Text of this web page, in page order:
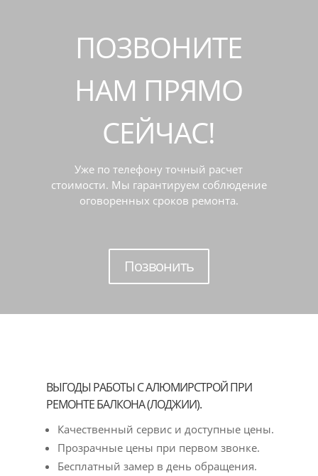
ПОЗВОНИТЕ
НАМ ПРЯМО
СЕЙЧАС!
Уже по телефону точный расчет
стоимости. Мы гарантируем соблюдение
оговоренных сроков ремонта.
Позвонить
ВЫГОДЫ РАБОТЫ С АЛЮМИРСТРОЙ ПРИ
РЕМОНТЕ БАЛКОНА (ЛОДЖИИ).
Качественный сервис и доступные цены.
Прозрачные цены при первом звонке.
Бесплатный замер в день обращения.